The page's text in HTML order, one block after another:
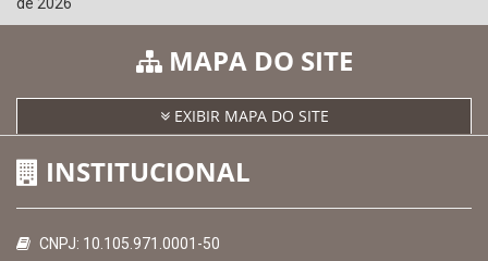
de 2026
MAPA DO SITE
EXIBIR MAPA DO SITE
INSTITUCIONAL
CNPJ: 10.105.971.0001-50